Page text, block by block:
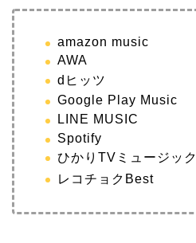
amazon music
AWA
dヒッツ
Google Play Music
LINE MUSIC
Spotify
ひかりTVミュージック
レコチョクBest